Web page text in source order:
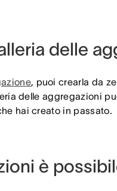
delle
, puoi crearla da
delle aggregazioni
hai creato in passato.
è